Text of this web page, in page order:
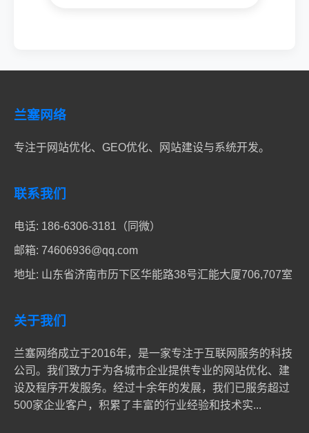
兰塞网络
专注于网站优化、GEO优化、网站建设与系统开发。
联系我们
电话: 186-6306-3181（同微）
邮箱: 74606936@qq.com
地址: 山东省济南市历下区华能路38号汇能大厦706,707室
关于我们
兰塞网络成立于2016年，是一家专注于互联网服务的科技
公司。我们致力于为各城市企业提供专业的网站优化、建
设及程序开发服务。经过十余年的发展，我们已服务超过
500家企业客户，积累了丰富的行业经验和技术实...